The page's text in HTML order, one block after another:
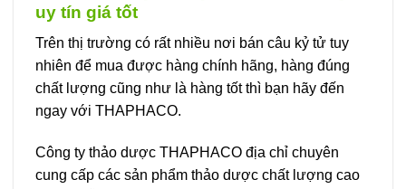
uy tín giá tốt
Trên thị trường có rất nhiều nơi bán câu kỷ tử tuy
nhiên để mua được hàng chính hãng, hàng đúng
chất lượng cũng như là hàng tốt thì bạn hãy đến
ngay với THAPHACO.
Công ty thảo dược THAPHACO địa chỉ chuyên
cung cấp các sản phẩm thảo dược chất lượng cao